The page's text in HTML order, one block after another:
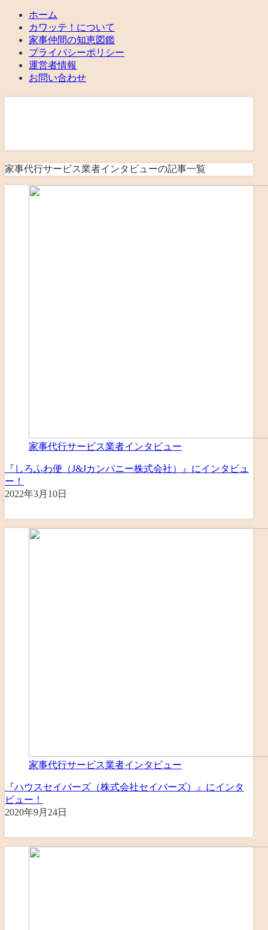
ホーム
カワッテ！について
家事仲間の知恵図鑑
プライバシーポリシー
運営者情報
お問い合わせ
家事代行サービス業者インタビューの記事一覧
家事代行サービス業者インタビュー
『しろふわ便（J&Jカンパニー株式会社）』にインタビュ
ー！
2022年3月10日
家事代行サービス業者インタビュー
『ハウスセイバーズ（株式会社セイバーズ）』にインタ
ビュー！
2020年9月24日